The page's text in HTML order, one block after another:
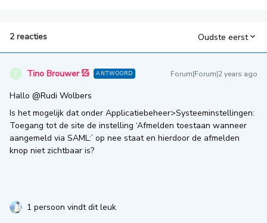
2 reacties Oudste eerst
T Tino Brouwer ANTWOORD Forum|Forum|2 years ago
Hallo @Rudi Wolbers
Is het mogelijk dat onder Applicatiebeheer>Systeeminstellingen:
Toegang tot de site de instelling ‘Afmelden toestaan wanneer
aangemeld via SAML:’ op nee staat en hierdoor de afmelden
knop niet zichtbaar is?
1 persoon vindt dit leuk